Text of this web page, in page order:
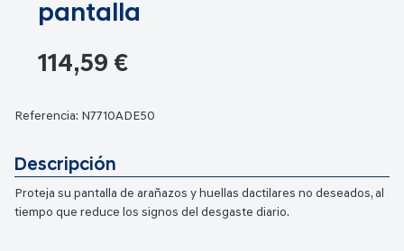
pantalla
114,59 €
Referencia: N7710ADE50
Descripción
Proteja su pantalla de arañazos y huellas dactilares no deseados, al
tiempo que reduce los signos del desgaste diario.
galería
imágenes